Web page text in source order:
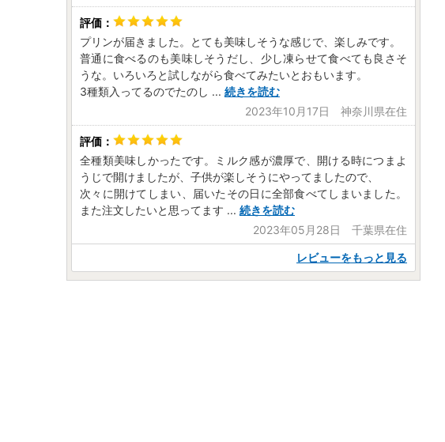
プリンが届きました。とても美味しそうな感じで、楽しみです。
普通に食べるのも美味しそうだし、少し凍らせて食べても良さそ
うな。いろいろと試しながら食べてみたいとおもいます。
3種類入ってるのでたのし ... 続きを読む
2023年10月17日 神奈川県在住
全種類美味しかったです。ミルク感が濃厚で、開ける時につまよ
うじで開けましたが、子供が楽しそうにやってましたので、
次々に開けてしまい、届いたその日に全部食べてしまいました。
また注文したいと思ってます ... 続きを読む
2023年05月28日 千葉県在住
レビューをもっと見る